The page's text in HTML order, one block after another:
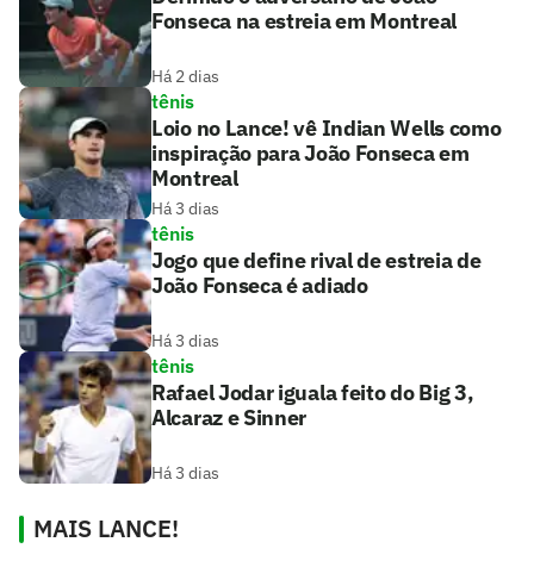
Fonseca na estreia em Montreal
Há 2 dias
tênis
Loio no Lance! vê Indian Wells como
inspiração para João Fonseca em
Montreal
Há 3 dias
tênis
Jogo que define rival de estreia de
João Fonseca é adiado
Há 3 dias
tênis
Rafael Jodar iguala feito do Big 3,
Alcaraz e Sinner
Há 3 dias
MAIS LANCE!